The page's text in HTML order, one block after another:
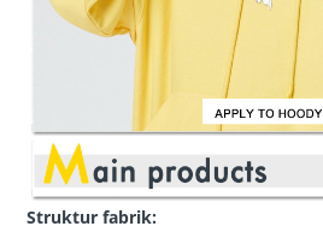
Struktur fabrik: